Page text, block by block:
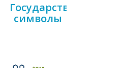
Государственные
символы